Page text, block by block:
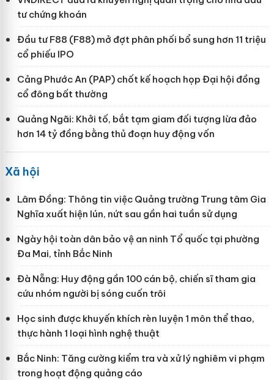
tư chứng khoán
Đầu tư F88 (F88) mở đợt phân phối bổ sung hơn 11 triệu
cổ phiếu IPO
Cảng Phước An (PAP) chốt kế hoạch họp Đại hội đồng
cổ đông bất thường
Quảng Ngãi: Khởi tố, bắt tạm giam đối tượng lừa đảo
hơn 14 tỷ đồng bằng thủ đoạn huy động vốn
Xã hội
Lâm Đồng: Thông tin việc Quảng trường Trung tâm Gia
Nghĩa xuất hiện lún, nứt sau gần hai tuần sử dụng
Ngày hội toàn dân bảo vệ an ninh Tổ quốc tại phường
Đa Mai, tỉnh Bắc Ninh
Đà Nẵng: Huy động gần 100 cán bộ, chiến sĩ tham gia
cứu nhóm người bị sóng cuốn trôi
Học sinh được khuyến khích rèn luyện 1 môn thể thao,
thực hành 1 loại hình nghệ thuật
Bắc Ninh: Tăng cường kiểm tra và xử lý nghiêm vi phạm
trong hoạt động quảng cáo